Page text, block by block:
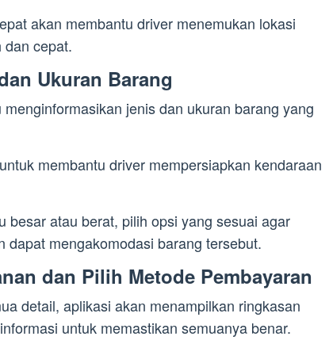
akan membantu driver menemukan lokasi
dan cepat.
Ukuran Barang
jenis dan ukuran barang yang
membantu driver mempersiapkan kendaraan
besar atau berat, pilih opsi yang sesuai agar
dapat mengakomodasi barang tersebut.
dan Pilih Metode Pembayaran
detail, aplikasi akan menampilkan ringkasan
untuk memastikan semuanya benar.